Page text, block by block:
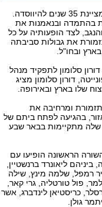
הסינפונייטה הישראלית באר-שבע מציינת 35 שנים להיווסדה.
בהתמדה ובנאמנות את
לצד הופעותיה על כל
את גבולות סביבתה
ובחו"ל.
מאסטרו דורון סלומון לתפקיד מנהל
דורון סלומון מציג
שלו בארץ ובאירופה.
ומרחיבה את
בהגיעה לפתח ביתם של
שלה מתקיימות בבאר שבע
הראשונה הופיעו עם
ביניהם ליאונרד ברנשטיין,
רמפל, שלמה מינץ, שילה
פול טורטליה, גרי קאר,
כריסטיאן לינדברג, אשר
גולן.